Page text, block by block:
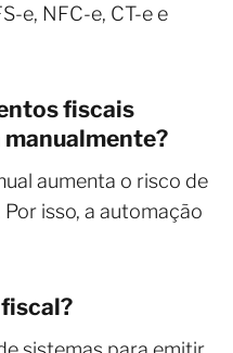
e, NFC-e, CT-e e
fiscais
aumenta o risco de
isso, a automação